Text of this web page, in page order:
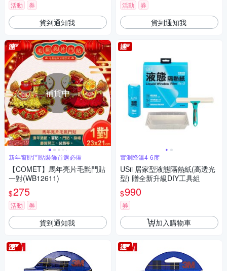
活動 券
貨到通知我
補貨中
新年窗貼門貼裝飾首選必備
【COMET】馬年亮片毛氈門貼
一對(WB12611)
$275
活動 券
貨到通知我
活動 券
貨到通知我
實測降溫4-6度
USii 居家型液態隔熱紙(高透光
型) 贈全新升級DIY工具組
$990
券
加入購物車